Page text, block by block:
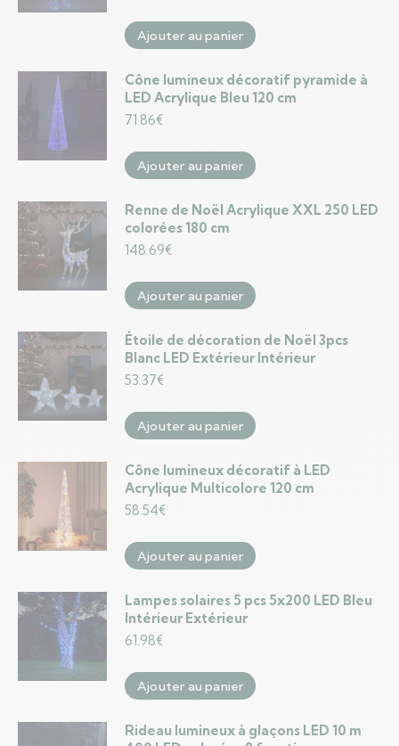
Ajouter au panier
Cône lumineux décoratif pyramide à
LED Acrylique Bleu 120 cm
71.86€
Ajouter au panier
Renne de Noël Acrylique XXL 250 LED
colorées 180 cm
148.69€
Ajouter au panier
Étoile de décoration de Noël 3pcs
Blanc LED Extérieur Intérieur
53.37€
Ajouter au panier
Cône lumineux décoratif à LED
Acrylique Multicolore 120 cm
58.54€
Ajouter au panier
Lampes solaires 5 pcs 5x200 LED Bleu
Intérieur Extérieur
61.98€
Ajouter au panier
Rideau lumineux à glaçons LED 10 m